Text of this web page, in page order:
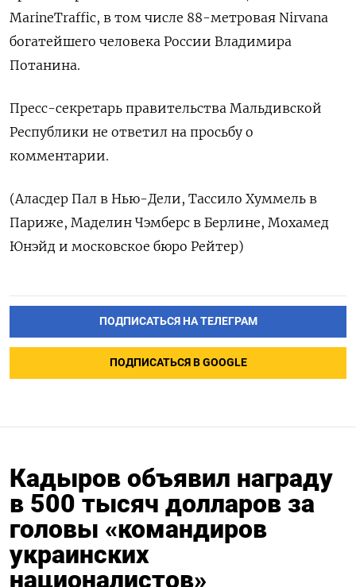
MarineTraffic, в том числе 88-метровая Nirvana
богатейшего человека России Владимира
Потанина.
Пресс-секретарь правительства Мальдивской
Республики не ответил на просьбу о
комментарии.
(Аласдер Пал в Нью-Дели, Тассило Хуммель в
Париже, Маделин Чэмберс в Берлине, Мохамед
Юнэйд и московское бюро Рейтер)
ПОДПИСАТЬСЯ НА ТЕЛЕГРАМ
ПОДПИСАТЬСЯ В GOOGLE
Кадыров объявил награду
в 500 тысяч долларов за
головы «командиров
украинских
националистов»